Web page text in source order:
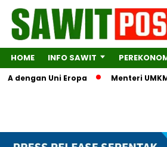
HOME INFO SAWIT
Uni Eropa Menteri UMKM